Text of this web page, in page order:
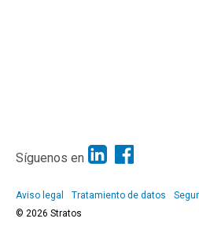
Síguenos en
Aviso legal Tratamiento de datos
© 2026 Stratos